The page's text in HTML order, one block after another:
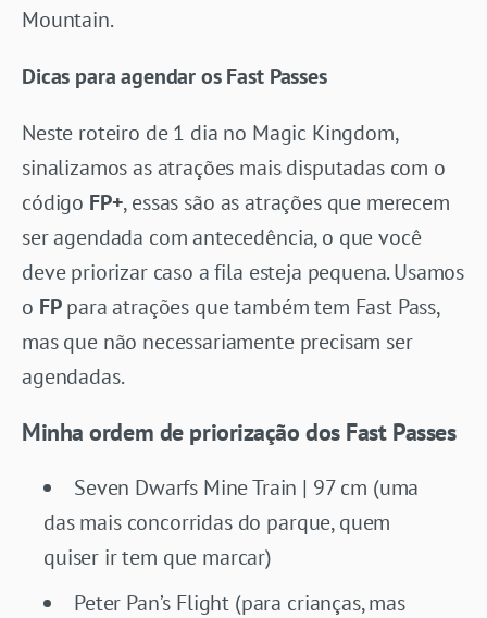
Mountain.
Dicas para agendar os Fast Passes
Neste roteiro de 1 dia no Magic Kingdom,
sinalizamos as atrações mais disputadas com o
código FP+, essas são as atrações que merecem
ser agendada com antecedência, o que você
deve priorizar caso a fila esteja pequena. Usamos
o FPpara atrações que também tem Fast Pass,
mas que não necessariamente precisam ser
agendadas.
Minha ordem de priorização dos Fast Passes
Seven Dwarfs Mine Train | 97 cm (uma
das mais concorridas do parque, quem
quiser ir tem que marcar)
Peter Pan’s Flight (para crianças, mas